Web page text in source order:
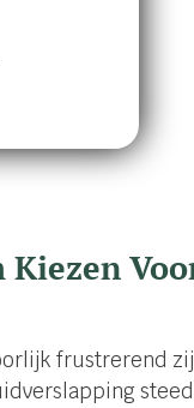
Kiezen
frustrerend